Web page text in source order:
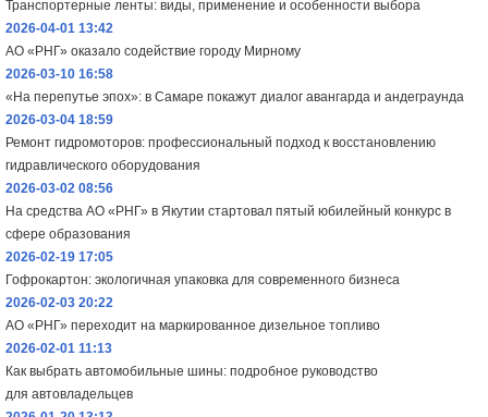
Транспортерные ленты: виды, применение и особенности выбора
2026-04-01 13:42
АО «РНГ» оказало содействие городу Мирному
2026-03-10 16:58
«На перепутье эпох»: в Самаре покажут диалог авангарда и андеграунда
2026-03-04 18:59
Ремонт гидромоторов: профессиональный подход к восстановлению
гидравлического оборудования
2026-03-02 08:56
На средства АО «РНГ» в Якутии стартовал пятый юбилейный конкурс в
сфере образования
2026-02-19 17:05
Гофрокартон: экологичная упаковка для современного бизнеса
2026-02-03 20:22
АО «РНГ» переходит на маркированное дизельное топливо
2026-02-01 11:13
Как выбрать автомобильные шины: подробное руководство
для автовладельцев